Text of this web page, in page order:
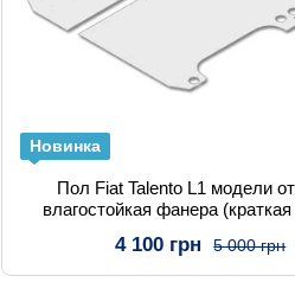
Новинка
Пол Fiat Talento L1 модели
влагостойкая фанера
5 000 грн
4 100 грн